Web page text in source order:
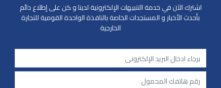
اشترك الآن في خدمة التنبيهات الإلكترونية لدينا و كن على إطلاع دائم
بأحدث الأخبار و المستجدات الخاصة بالنافذة الواحدة القومية للتجارة
الخارجية